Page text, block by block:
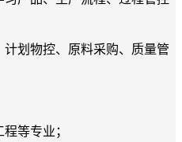
划物控、原料采购、质量管
等专业；